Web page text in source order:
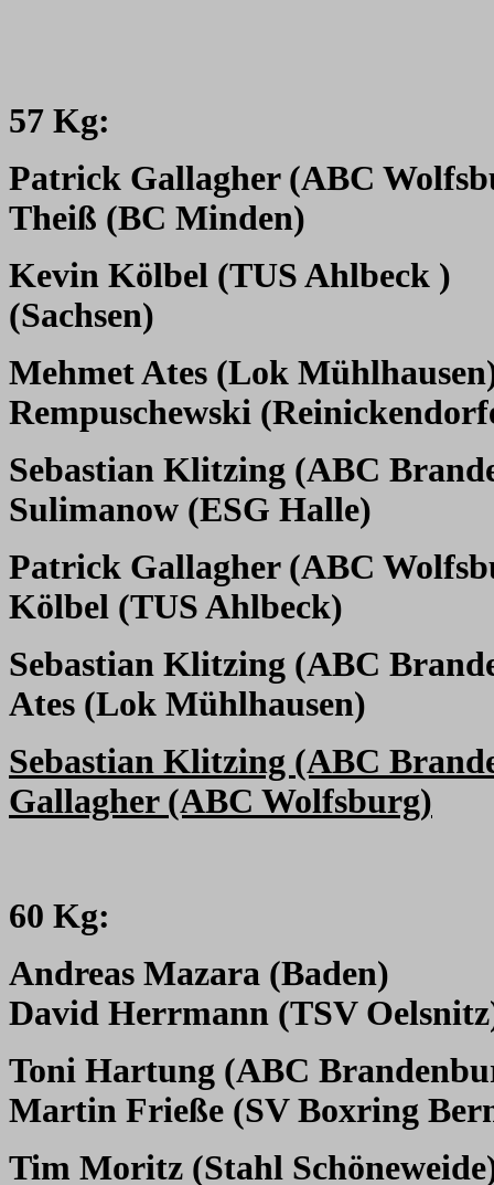
57 Kg:
Patrick Gallagher (ABC
Theiß (BC Minden)
Kevin Kölbel (TUS Ahlbeck )
(Sachsen)
Mehmet Ates (Lok
Rempuschewski
Sebastian Klitzing (ABC
Sulimanow (ESG Halle)
Patrick Gallagher (ABC
Kölbel (TUS Ahlbeck)
Sebastian Klitzing (ABC
Ates (Lok Mühlhausen)
Sebastian Klitzing (ABC
Gallagher (ABC Wolfsburg)
60 Kg:
Andreas Mazara (Baden)
David Herrmann (TSV
Toni Hartung (ABC
Martin Frieße (SV Boxring
Tim Moritz (Stahl